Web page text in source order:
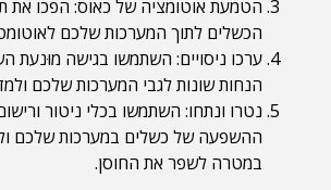
הטמעת אוטומציה של כאוס: הפכו את
הכשלים לתוך המערכות שלכם
ערכו ניסויים: השתמשו בגישה מוּנעת
הנחות שונות לגבי המערכות שלכם
נטרו ונתחו: השתמשו בכלי ניטור
ההשפעה של כשלים במערכות שלכם
במטרה לשפר את החוסן.